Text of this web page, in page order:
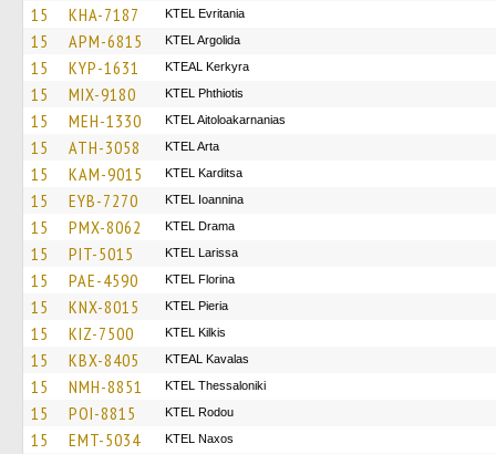
15 KHA-7187 ΚΤΕL Evritania
15 APM-6815 KTEL Argolida
15 KYP-1631 KTEAL Kerkyra
15 MIX-9180 ΚΤΕL Phthiotis
15 MEH-1330 KTEL Aitoloakarnanias
15 ATH-3058 KTEL Arta
15 KAM-9015 ΚΤΕL Karditsa
15 EYB-7270 KTEL Ioannina
15 PMX-8062 KTEL Drama
15 PIT-5015 KTEL Larissa
15 PAE-4590 KTEL Florina
15 KNX-8015 KTEL Pieria
15 KIZ-7500 KTEL Kilkis
15 KBX-8405 KTEAL Kavalas
15 NMH-8851 KTEL Thessaloniki
15 POI-8815 ΚΤΕL Rodou
15 EMT-5034 KTEL Naxos